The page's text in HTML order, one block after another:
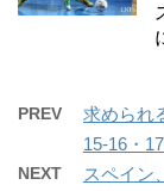
PREV
求められ
15-16・
NEXT
スペイン